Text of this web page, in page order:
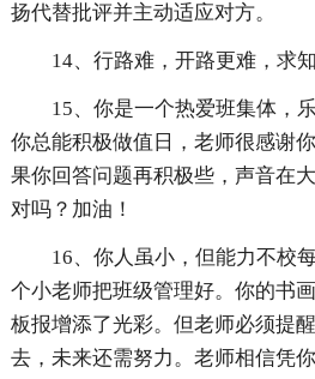
扬代替批评并主动适应对方。
14、行路难，开路更难，求
15、你是一个热爱班集体，
你总能积极做值日，老师很感谢
果你回答问题再积极些，声音在
对吗？加油！
16、你人虽小，但能力不校
个小老师把班级管理好。你的书
板报增添了光彩。但老师必须提
去，未来还需努力。老师相信凭